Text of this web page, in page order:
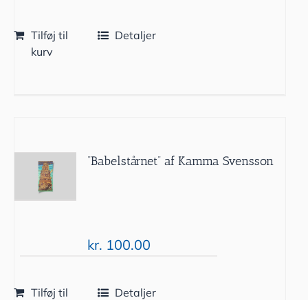
Tilføj til
kurv
Detaljer
”Babelstårnet” af Kamma Svensson
kr. 100.00
Tilføj til
Detaljer